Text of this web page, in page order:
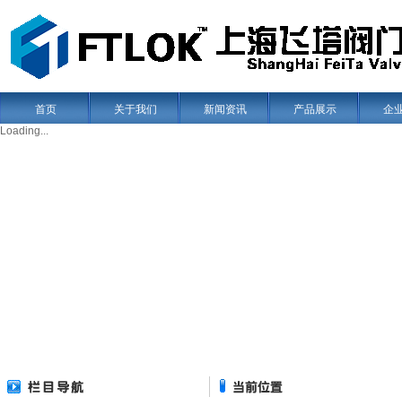
首页 关于我们 新闻资讯 产品展示
企
Loading...